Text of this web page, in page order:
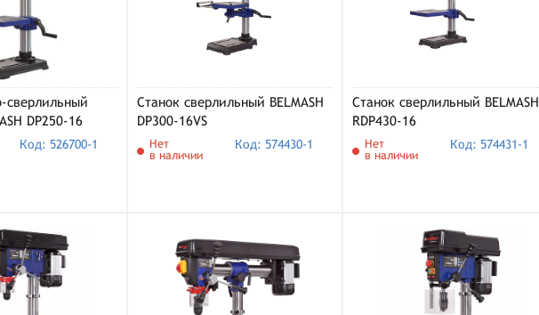
сверлильный
DP250-16
Код: 526700-1
Станок cверлильный BELMASH
DP300-16VS
Нет
в наличии
Код: 574430-1
Станок cверлильный BELMASH
RDP430-16
Нет
в наличии
Код: 574431-1